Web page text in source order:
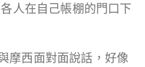
人在自己帳棚的門口下
摩西面對面說話，好像